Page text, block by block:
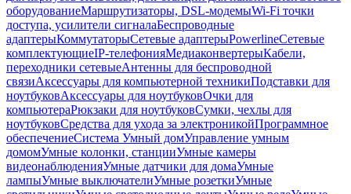
оборудованиеМаршрутизаторы, DSL-модемыWi-Fi точки
доступа, усилители сигналаБеспроводные
адаптерыКоммутаторыСетевые адаптерыPowerlineСетевые
комплектующиеIP-телефонияМедиаконвертерыКабели,
переходники сетевыеАнтенны для беспроводной
связиАксессуары для компьютерной техникиПодставки для
ноутбуковАксессуары для ноутбуковОчки для
компьютераРюкзаки для ноутбуковСумки, чехлы для
ноутбуковСредства для ухода за электроникойПрограммное
обеспечениеСистема Умный домУправление умным
домомУмные колонки, станцииУмные камеры
видеонаблюденияУмные датчики для домаУмные
лампыУмные выключателиУмные розеткиУмные